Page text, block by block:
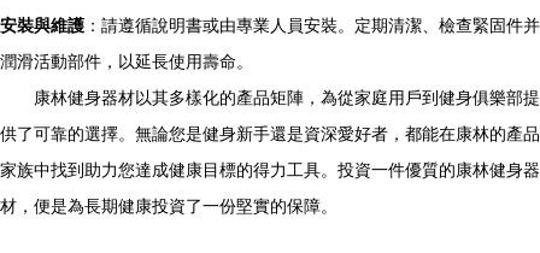
安裝與維護 ：請遵循說明書或由專業人員安裝。定期清潔、檢查緊固件并
潤滑活動部件，以延長使用壽命。
康林健身器材以其多樣化的產品矩陣，為從家庭用戶到健身俱樂部提
供了可靠的選擇。無論您是健身新手還是資深愛好者，都能在康林的產品
家族中找到助力您達成健康目標的得力工具。投資一件優質的康林健身器
材，便是為長期健康投資了一份堅實的保障。